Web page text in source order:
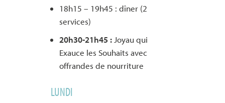
18h15 – 19h45 : dîner (2
services)
20h30-21h45 :Joyau qui
Exauce les Souhaits avec
offrandes de nourriture
LUNDI